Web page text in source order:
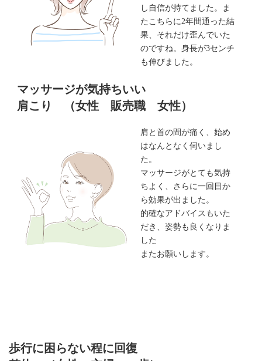
し自信が持てました。ま
たこちらに2年間通った結
果、それだけ歪んでいた
のですね。身長が3センチ
も伸びました。
マッサージが気持ちいい
肩こり （女性 販売職 女性）
肩と首の間が痛く、始め
はなんとなく伺いまし
た。
マッサージがとても気持
ちよく、さらに一回目か
ら効果が出ました。
的確なアドバイスもいた
だき、姿勢も良くなりま
した
またお願いします。
歩行に困らない程に回復